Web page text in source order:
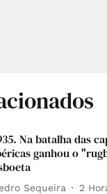
Na batalha das
ganhou o
Sequeira 2